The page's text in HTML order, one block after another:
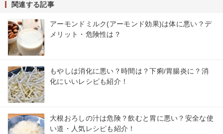
関連する記事
アーモンドミルク(アーモンド効果)は体に悪い？デ
メリット・危険性は？
もやしは消化に悪い？時間は？下痢/胃腸炎に？消
化にいいレシピも紹介！
大根おろしの汁は危険？飲むと胃に悪い？安全な使
い道・人気レシピも紹介！